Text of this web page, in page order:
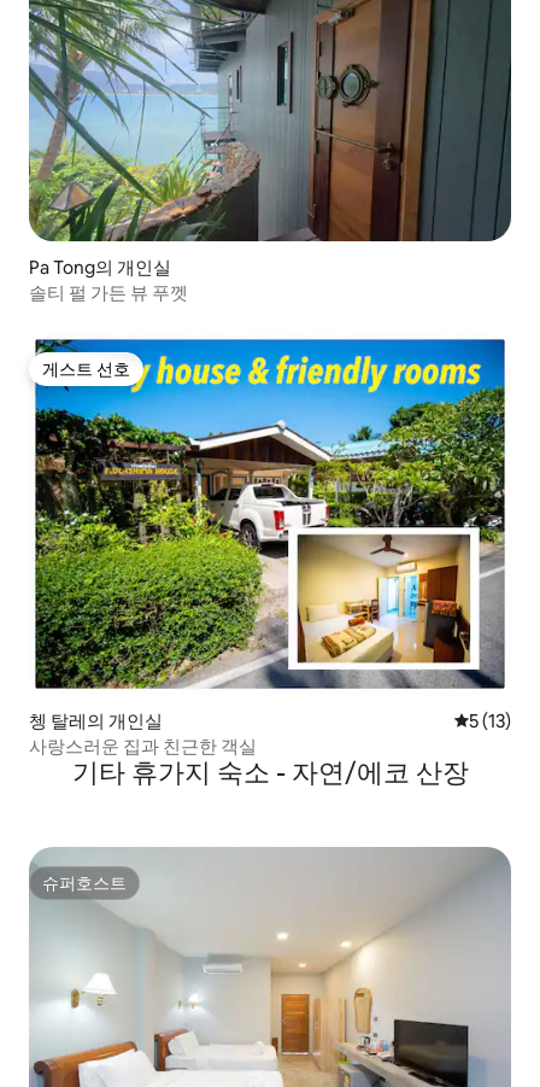
Pa Tong의 개인실
솔티 펄 가든 뷰 푸껫
게스트 선호
게스트 선호
쳉 탈레의 개인실 평점 5점
5 (13)
사랑스러운 집과 친근한 객실
기타 휴가지 숙소 - 자연/에코 산장
슈퍼호스트
슈퍼호스트